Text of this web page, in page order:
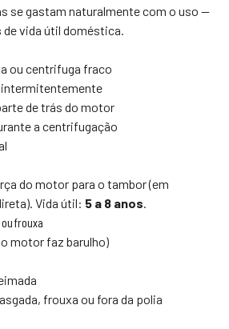
se gastam naturalmente com o uso —
de vida útil doméstica.
ou centrifuga fraco
intermitentemente
de trás do motor
a centrifugação
do motor para o tambor (em
Vida útil: 5 a 8 anos.
frouxa
motor faz barulho)
frouxa ou fora da polia